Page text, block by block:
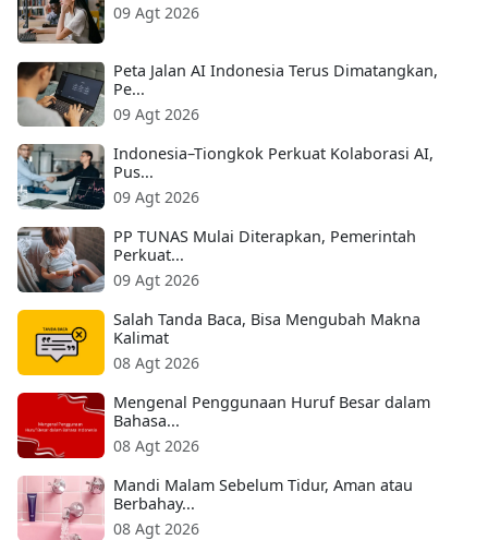
09 Agt 2026
Peta Jalan AI Indonesia Terus Dimatangkan,
Pe...
09 Agt 2026
Indonesia–Tiongkok Perkuat Kolaborasi AI,
Pus...
09 Agt 2026
PP TUNAS Mulai Diterapkan, Pemerintah
Perkuat...
09 Agt 2026
Salah Tanda Baca, Bisa Mengubah Makna
Kalimat
08 Agt 2026
Mengenal Penggunaan Huruf Besar dalam
Bahasa...
08 Agt 2026
Mandi Malam Sebelum Tidur, Aman atau
Berbahay...
08 Agt 2026